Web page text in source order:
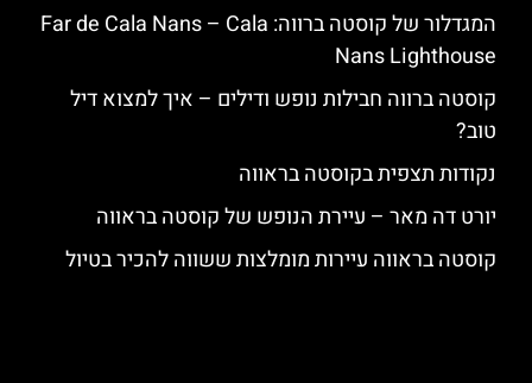
המגדלור של קוסטה ברווה: ‪‪Far de Cala Nans – Cala
Nans Lighthouse‬‬
קוסטה ברווה חבילות נופש ודילים – איך למצוא דיל
טוב?
נקודות תצפית בקוסטה בראווה
יורט דה מאר – עיירת הנופש של קוסטה בראווה
קוסטה בראווה עיירות מומלצות ששווה להכיר בטיול